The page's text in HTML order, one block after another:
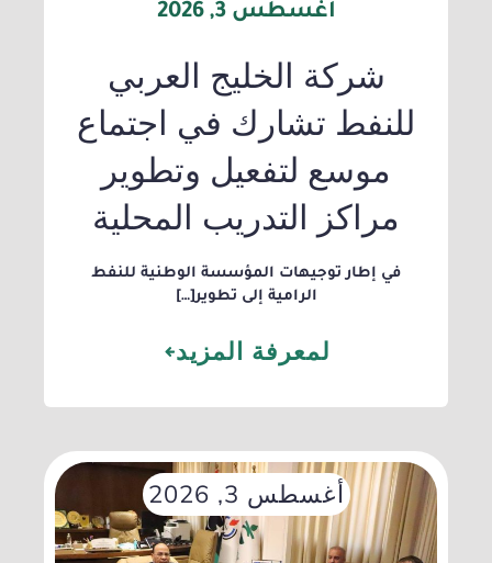
أغسطس 3, 2026
شركة الخليج العربي
للنفط تشارك في اجتماع
موسع لتفعيل وتطوير
مراكز التدريب المحلية
​في إطار توجيهات المؤسسة الوطنية للنفط
الرامية إلى تطوير[…]
لمعرفة المزيد
أغسطس 3, 2026